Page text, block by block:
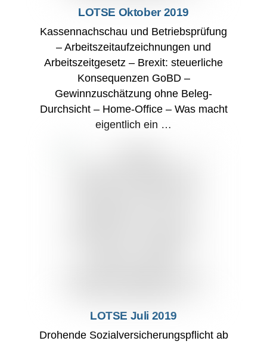
LOTSE Oktober 2019
Kassennachschau und Betriebsprüfung
– Arbeitszeitaufzeichnungen und
Arbeitszeitgesetz – Brexit: steuerliche
Konsequenzen GoBD –
Gewinnzuschätzung ohne Beleg-
Durchsicht – Home-Office – Was macht
eigentlich ein …
LOTSE Juli 2019
Drohende Sozialversicherungspflicht ab